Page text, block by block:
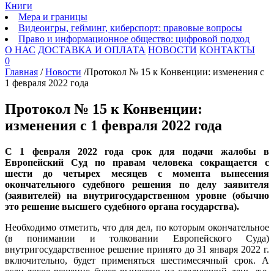
Книги
Мера и границы
Видеоигры, гейминг, киберспорт: правовые вопросы
Право и информационное общество: цифровой подход
О НАС ДОСТАВКА И ОПЛАТА НОВОСТИ КОНТАКТЫ
0
Главная / Новости /Протокол № 15 к Конвенции: изменения с
1 февраля 2022 года
Протокол № 15 к Конвенции:
изменения с 1 февраля 2022 года
С 1 февраля 2022 года срок для подачи жалобы в
Европейский Суд по правам человека сокращается с
шести до четырех месяцев с момента вынесения
окончательного судебного решения по делу заявителя
(заявителей) на внутригосударственном уровне (обычно
это решение высшего судебного органа государства).
Необходимо отметить, что для дел, по которым окончательное
(в понимании и толковании Европейского Суда)
внутригосударственное решение принято до 31 января 2022 г.
включительно, будет применяться шестимесячный срок. А